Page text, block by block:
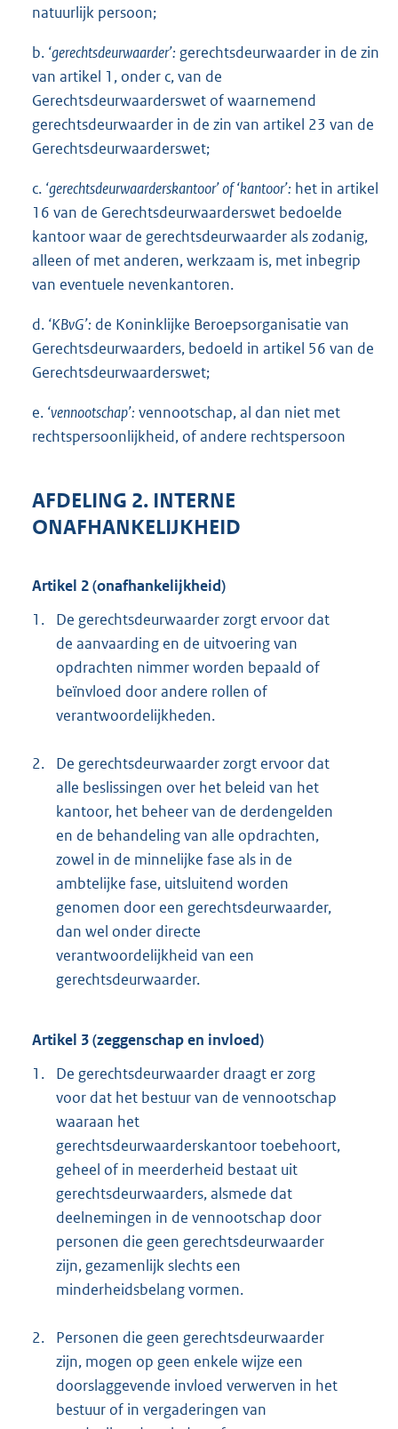
natuurlijk persoon;
b. ‘gerechtsdeurwaarder’: gerechtsdeurwaarder in de zin
van artikel 1, onder c, van de
Gerechtsdeurwaarderswet of waarnemend
gerechtsdeurwaarder in de zin van artikel 23 van de
Gerechtsdeurwaarderswet;
c. ‘gerechtsdeurwaarderskantoor’ of ‘kantoor’: het in artikel
16 van de Gerechtsdeurwaarderswet bedoelde
kantoor waar de gerechtsdeurwaarder als zodanig,
alleen of met anderen, werkzaam is, met inbegrip
van eventuele nevenkantoren.
d. ‘KBvG’: de Koninklijke Beroepsorganisatie van
Gerechtsdeurwaarders, bedoeld in artikel 56 van de
Gerechtsdeurwaarderswet;
e. ‘vennootschap’: vennootschap, al dan niet met
rechtspersoonlijkheid, of andere rechtspersoon
AFDELING 2. INTERNE
ONAFHANKELIJKHEID
Artikel 2 (onafhankelijkheid)
1.
De gerechtsdeurwaarder zorgt ervoor dat
de aanvaarding en de uitvoering van
opdrachten nimmer worden bepaald of
beïnvloed door andere rollen of
verantwoordelijkheden.
2.
De gerechtsdeurwaarder zorgt ervoor dat
alle beslissingen over het beleid van het
kantoor, het beheer van de derdengelden
en de behandeling van alle opdrachten,
zowel in de minnelijke fase als in de
ambtelijke fase, uitsluitend worden
genomen door een gerechtsdeurwaarder,
dan wel onder directe
verantwoordelijkheid van een
gerechtsdeurwaarder.
Artikel 3 (zeggenschap en invloed)
1.
De gerechtsdeurwaarder draagt er zorg
voor dat het bestuur van de vennootschap
waaraan het
gerechtsdeurwaarderskantoor toebehoort,
geheel of in meerderheid bestaat uit
gerechtsdeurwaarders, alsmede dat
deelnemingen in de vennootschap door
personen die geen gerechtsdeurwaarder
zijn, gezamenlijk slechts een
minderheidsbelang vormen.
2.
Personen die geen gerechtsdeurwaarder
zijn, mogen op geen enkele wijze een
doorslaggevende invloed verwerven in het
bestuur of in vergaderingen van